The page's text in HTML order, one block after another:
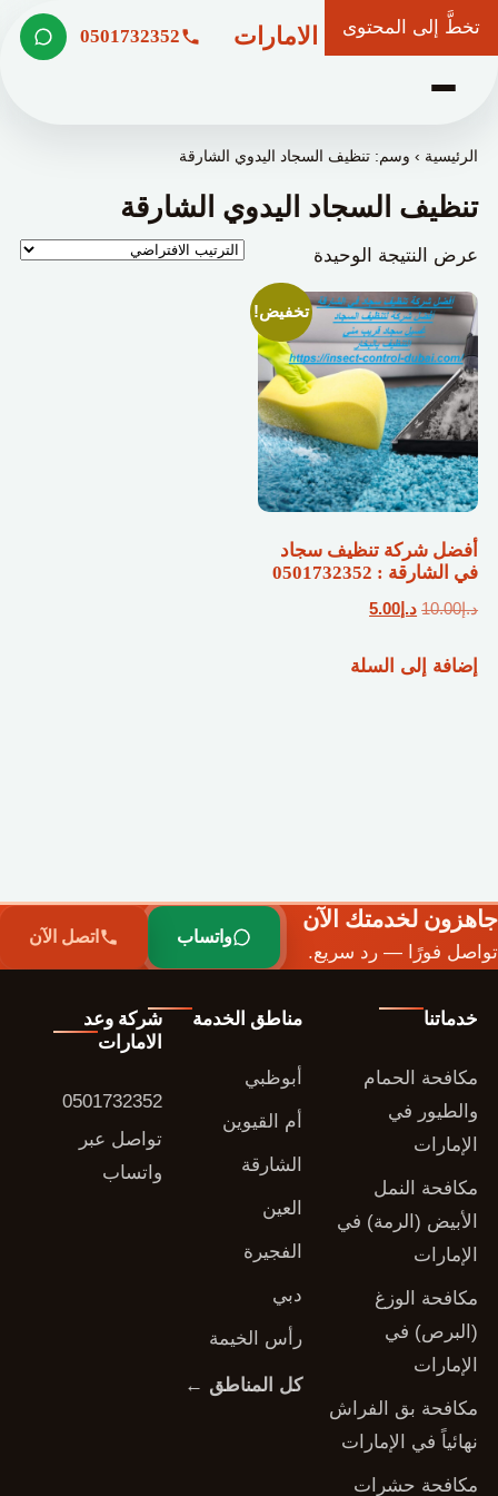
تخطَّ إلى المحتوى
شركة وعد الامارات 0501732352
الرئيسية ›وسم: تنظيف السجاد اليدوي الشارقة
تنظيف السجاد اليدوي الشارقة
عرض النتيجة الوحيدة
تخفيض!
أفضل شركة تنظيف سجاد
في الشارقة : 0501732352
د.إ10.00 السعر
هو:
د.إ 5.00السعر
هو:
إضافة إلى السلة
جاهزون لخدمتك الآن
تواصل فورًا — رد سريع.
واتساب اتصل الآن
خدماتنا
مكافحة الحمام
والطيور في
الإمارات
مكافحة النمل
الأبيض (الرمة) في
الإمارات
مكافحة الوزغ
(البرص) في
الإمارات
مكافحة بق الفراش
نهائياً في الإمارات
مكافحة حشرات
مناطق الخدمة
أبوظبي
أم القيوين
الشارقة
العين
الفجيرة
دبي
رأس الخيمة
كل المناطق ←
شركة وعد
الامارات
0501732352
تواصل عبر
واتساب